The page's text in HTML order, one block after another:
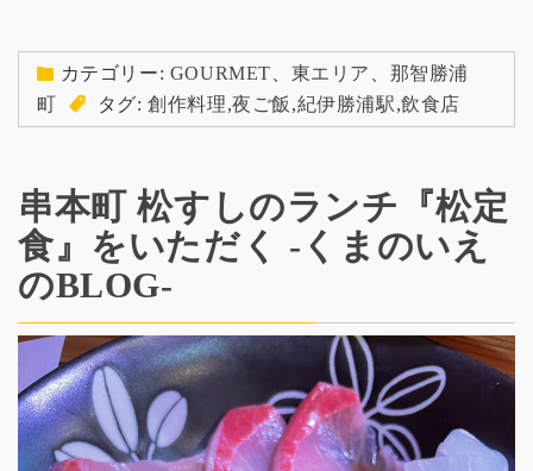
カテゴリー: GOURMET 東エリア
那智勝浦
町
タグ:創作料理,夜ご飯 ,紀伊勝浦駅,飲食店
串本町 松すしのランチ『松定
食』をいただく -くまのいえ
のBLOG-